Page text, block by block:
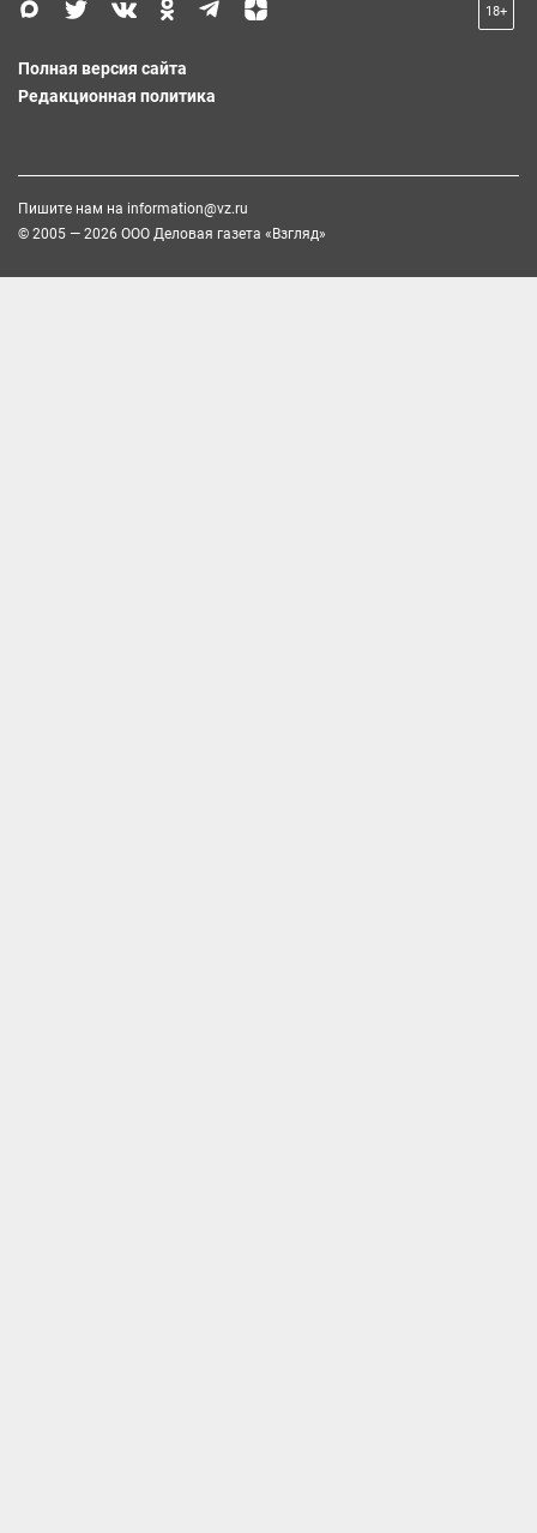
18+
Полная версия сайта
Редакционная политика
Пишите нам на information@vz.ru
© 2005 — 2026 ООО Деловая газета «Взгляд»